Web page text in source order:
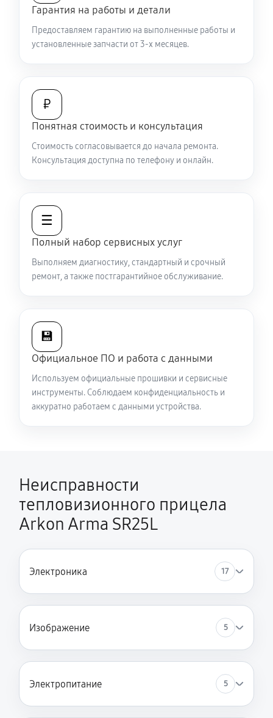
Не работает батарейный отсек
2970 руб
Не запускается тепловизионный прибор
Вертикальные-горизонтальные полосы в
видоискателе и на видео
5580 руб 60 минут
Полностью отсутствует изображение в
видоискателе и на видео
60 минут
Перепрошивка и обновление устройства
60 минут
Гарантия на работы и детали
Предоставляем гарантию на выполненные работы и
установленные запчасти от 3-х месяцев.
₽
Понятная стоимость и консультация
Стоимость согласовывается до начала ремонта.
Консультация доступна по телефону и онлайн.
☰
Полный набор сервисных услуг
Выполняем диагностику, стандартный и срочный
ремонт, а также постгарантийное обслуживание.
💾
Официальное ПО и работа с данными
Используем официальные прошивки и сервисные
инструменты. Соблюдаем конфиденциальность и
аккуратно работаем с данными устройства.
Неисправности
тепловизионного прицела
Arkon Arma SR25L
Электроника 17
Изображение 5
Электропитание 5